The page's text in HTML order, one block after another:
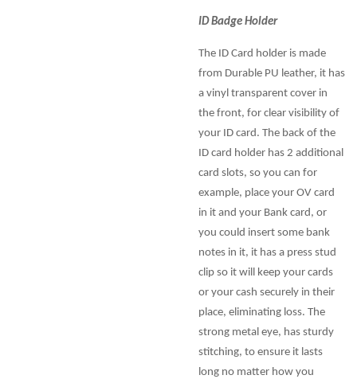
ID Badge Holder
The ID Card holder is made
from Durable PU leather, it has
a vinyl transparent cover in
the front, for clear visibility of
your ID card. The back of the
ID card holder has 2 additional
card slots, so you can for
example, place your OV card
in it and your Bank card, or
you could insert some bank
notes in it, it has a press stud
clip so it will keep your cards
or your cash securely in their
place, eliminating loss. The
strong metal eye, has sturdy
stitching, to ensure it lasts
long no matter how you